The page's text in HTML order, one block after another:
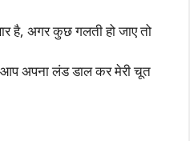
है, अगर कुछ गलती हो जाए तो
आप अपना लंड डाल कर मेरी चूत